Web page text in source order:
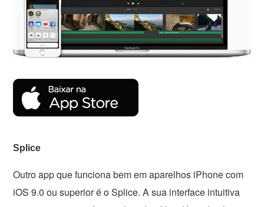
Splice
Outro app que funciona bem em aparelhos iPhone com
iOS 9.0 ou superior é o Splice. A sua interface intuitiva